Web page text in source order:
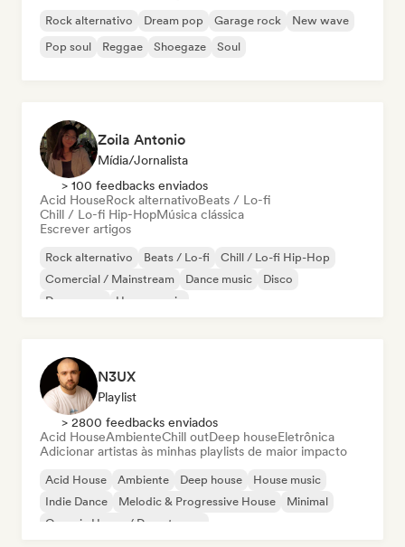
Rock alternativo Dream pop Garage rock
New wave
Pop soul
Reggae Shoegaze Soul
Zoila Antonio
Mídia/Jornalista
> 100 feedbacks enviados
Acid HouseRock alternativoBeats / Lo-fi
Chill / Lo-fi Hip-HopMúsica clássica
Escrever artigos
Rock alternativo Beats / Lo-fi
Chill / Lo-fi Hip-Hop
Comercial / Mainstream
Dance music
Disco
Dream pop
House music
N3UX
Playlist
> 2800 feedbacks enviados
Acid HouseAmbienteChill outDeep houseEletrônica
Adicionar artistas às minhas playlists de maior impacto
Acid House Ambiente Deep house
House music
Indie Dance
Melodic & Progressive House
Minimal
Organic House / Downtempo